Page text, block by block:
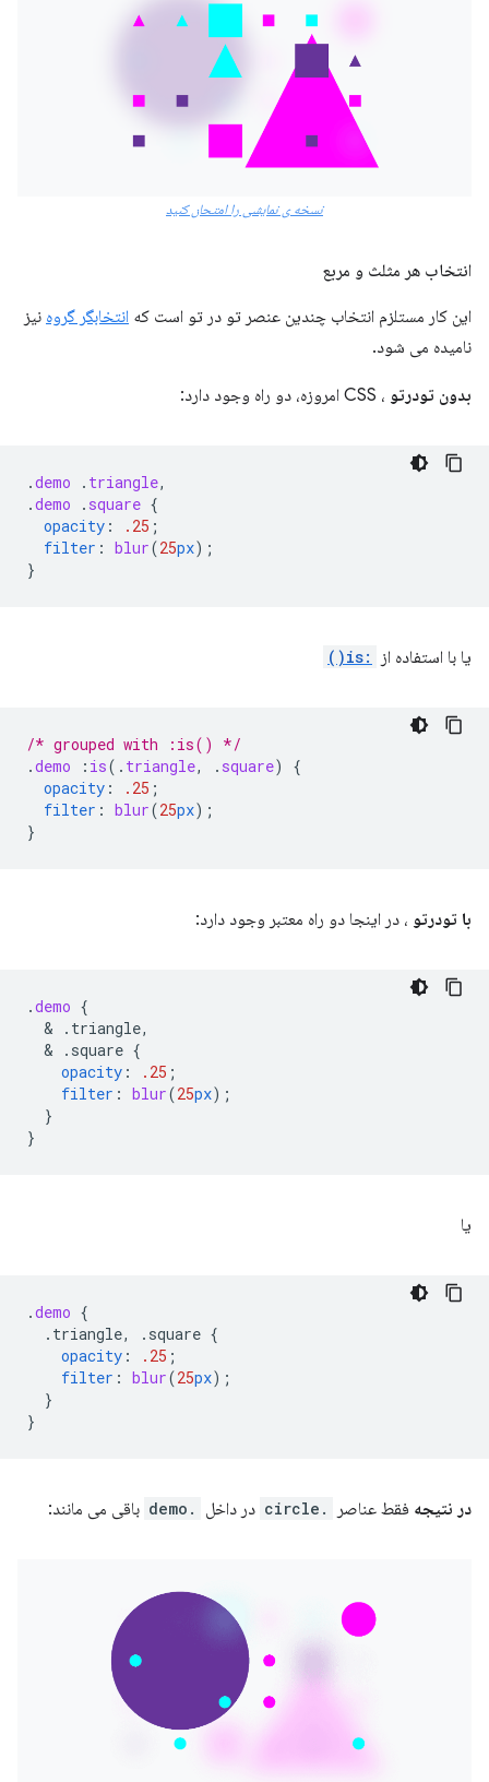
نسخه ی نمایشی را امتحان کنید
انتخاب هر مثلث و مربع
این کار مستلزم انتخاب چندین عنصر تو در تو است که انتخابگر گروه نیز
نامیده می شود.
بدون تودرتو ، CSS امروزه، دو راه وجود دارد:
.demo . triangle,
.demo . square {
opacity : .25 ;
filter : blur(25px);
}
یا با استفاده از :is()
/* grouped with :is() */
.demo : is( . triangle, . square)
{
opacity : .25 ;
filter : blur(25px);
}
با تودرتو ، در اینجا دو راه معتبر وجود دارد:
.demo {
  &
.triangle,
  &
.square {
opacity : .25 ;
filter : blur(25px);
}
}
یا
.demo {
.triangle,
.square {
opacity : .25 ;
filter : blur(25px);
}
}
در نتیجه فقط عناصر .circle در داخل .demo باقی می مانند: